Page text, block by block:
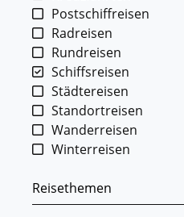
Postschiffreisen
Radreisen
Rundreisen
Schiffsreisen
Städtereisen
Standortreisen
Wanderreisen
Winterreisen
Reisethemen